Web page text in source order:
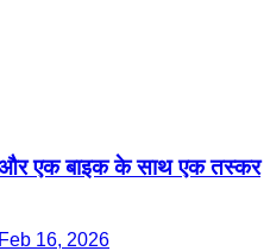
और एक बाइक के साथ एक तस्कर
16, 2026